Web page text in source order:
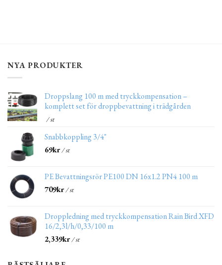
NYA PRODUKTER
Droppslang 100 m med tryckkompensation –
komplett set för droppbevattning i trädgården
/ st
Snabbkoppling 3/4"
69kr/ st
PE Bevattningsrör PE100 DN 16x1.2 PN4 100 m
709kr/ st
Droppledning med tryckkompensation Rain Bird XFD
16/2,3l/h/0,33/100 m
2,339kr/ st